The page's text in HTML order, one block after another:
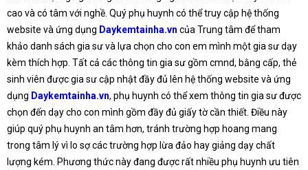
cao và có tâm với nghề. Quý phụ huynh có thể truy cập hệ thống
website và ứng dụng Daykemtainha.vn của Trung tâm để tham
khảo danh sách gia sư và lựa chọn cho con em mình một gia sư dạy
kèm thích hợp. Tất cả các thông tin gia sư gồm cmnd, bằng cấp, thẻ
sinh viên được gia sư cập nhật đầy đủ lên hệ thống website và ứng
dụng Daykemtainha.vn, phụ huynh có thể xem thông tin gia sư được
chọn đến dạy cho con mình gồm đầy đủ giấy tờ cần thiết. Điều này
giúp quý phụ huynh an tâm hơn, tránh trường hợp hoang mang
trong tâm lý vì lo sợ các trường hợp lừa đảo hay giảng dạy chất
lượng kém. Phương thức này đang được rất nhiều phụ huynh ưu tiên